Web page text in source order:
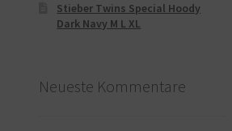
Stieber Twins Special Hoody
Dark Navy M L XL
Neueste Kommentare